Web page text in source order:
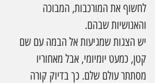
לחשוף את המורכבות, המבוכה
והאנושיות שבהם.
יש הצגות שמגיעות אל הבמה עם שם
קטן, כמעט יומיומי, אבל מאחוריו
מסתתר עולם שלם. כך בדיוק קורה